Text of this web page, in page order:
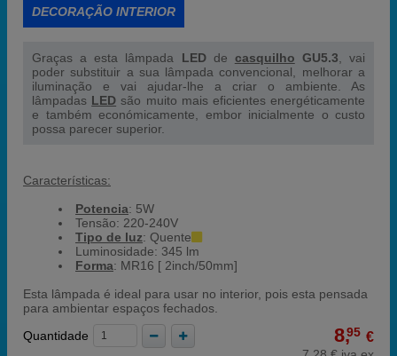
DECORAÇÃO INTERIOR
Graças a esta lâmpada LEDde casquilho GU5.3 , vai
poder substituir a sua lâmpada convencional, melhorar a
iluminação e vai ajudar-lhe a criar o ambiente. As
lâmpadas LED são muito mais eficientes energéticamente
e também económicamente, embor inicialmente o custo
possa parecer superior.
Características:
Potencia: 5W
Tensão: 220-240V
Tipo de luz: Quente
Luminosidade: 345 lm
Forma: MR16 [ 2inch/50mm]
Esta lâmpada é ideal para usar no interior, pois esta pensada
para ambientar espaços fechados.
Quantidade
8,95 €